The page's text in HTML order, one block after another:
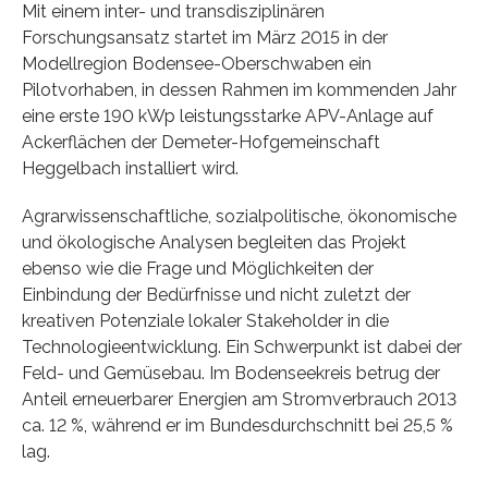
Mit einem inter- und transdisziplinären
Forschungsansatz startet im März 2015 in der
Modellregion Bodensee-Oberschwaben ein
Pilotvorhaben, in dessen Rahmen im kommenden Jahr
eine erste 190 kWp leistungsstarke APV-Anlage auf
Ackerflächen der Demeter-Hofgemeinschaft
Heggelbach installiert wird.
Agrarwissenschaftliche, sozialpolitische, ökonomische
und ökologische Analysen begleiten das Projekt
ebenso wie die Frage und Möglichkeiten der
Einbindung der Bedürfnisse und nicht zuletzt der
kreativen Potenziale lokaler Stakeholder in die
Technologieentwicklung. Ein Schwerpunkt ist dabei der
Feld- und Gemüsebau. Im Bodenseekreis betrug der
Anteil erneuerbarer Energien am Stromverbrauch 2013
ca. 12 %, während er im Bundesdurchschnitt bei 25,5 %
lag.